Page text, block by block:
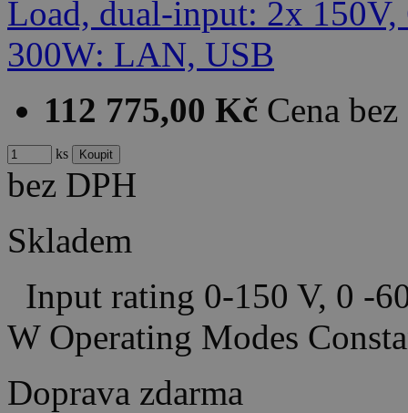
112 775,00 Kč Cena
ks
bez DPH
Skladem
Input rating 0-150 V, 0 -
W Operating Modes
Doprava zdarma